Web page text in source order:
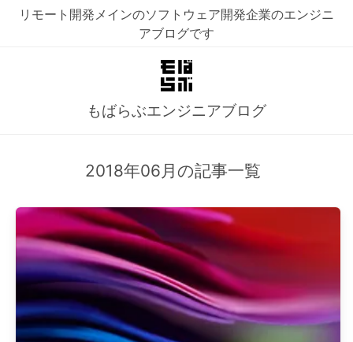
リモート開発メインのソフトウェア開発企業のエンジニ
アブログです
もばらぶエンジニアブログ
2018年06月の記事一覧